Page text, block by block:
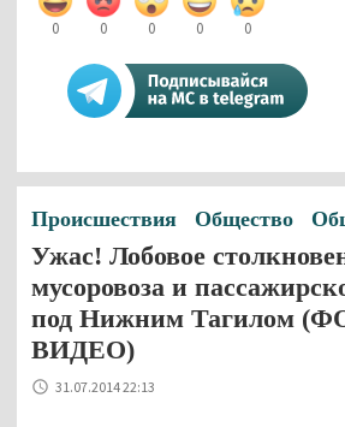
0 0 0 0 0
Происшествия Общество
Ужас! Лобовое
мусоровоза и
под Нижним Тагилом
ВИДЕО)
31.07.2014 22:13